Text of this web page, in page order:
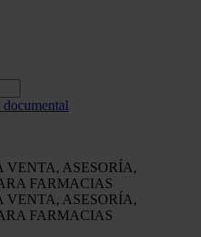
documental
VENTA, ASESORÍA,
FARMACIAS
VENTA, ASESORÍA,
FARMACIAS